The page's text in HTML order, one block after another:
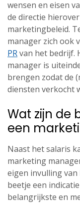
wensen en eisen
de directie
marketingbeleid.
manager zich ook
PRvan het bedrijf.
manager is
brengen zodat de
diensten verkocht
Wat zijn de
een
Naast het salaris
marketing
eigen invulling
beetje een
belangrijkste en